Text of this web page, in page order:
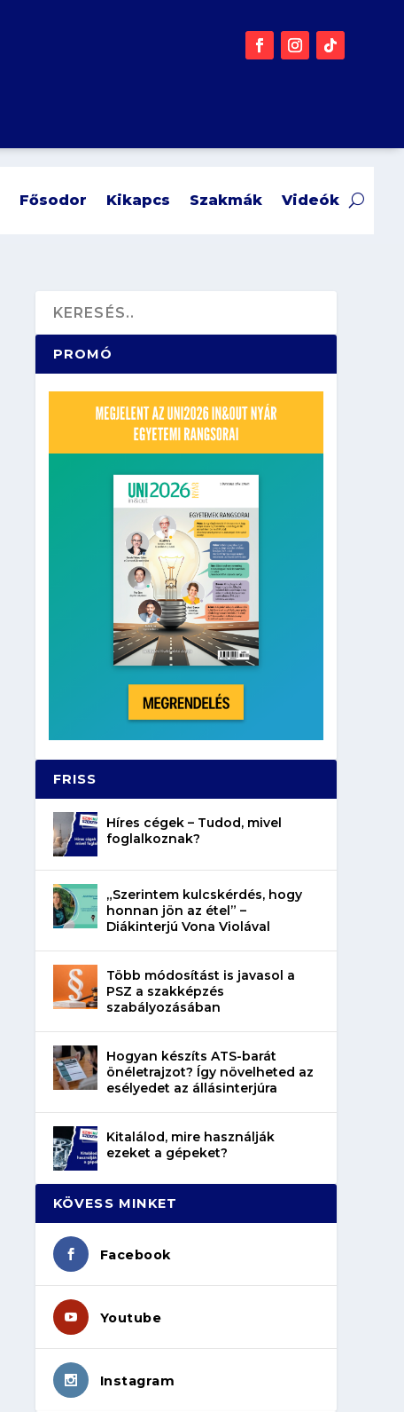
Fősodor Kikapcs Szakmák Videók
PROMÓ
FRISS
Híres cégek – Tudod, mivel
foglalkoznak?
„Szerintem kulcskérdés, hogy
honnan jön az étel” –
Diákinterjú Vona Violával
Több módosítást is javasol a
PSZ a szakképzés
szabályozásában
Hogyan készíts ATS-barát
önéletrajzot? Így növelheted az
esélyedet az állásinterjúra
Kitalálod, mire használják
ezeket a gépeket?
KÖVESS MINKET
Facebook
Youtube
Instagram